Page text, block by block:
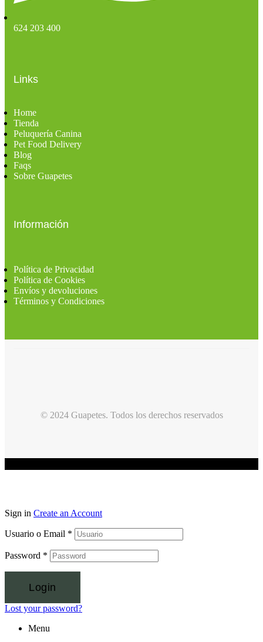
624 203 400
Links
Home
Tienda
Peluquería Canina
Pet Food Delivery
Blog
Faqs
Sobre Guapetes
Información
Política de Privacidad
Política de Cookies
Envíos y devoluciones
Términos y Condiciones
© 2024 Guapetes. Todos los derechos reservados
Sign in Create an Account
Usuario o Email *
Password *
Login
Lost your password?
Menu